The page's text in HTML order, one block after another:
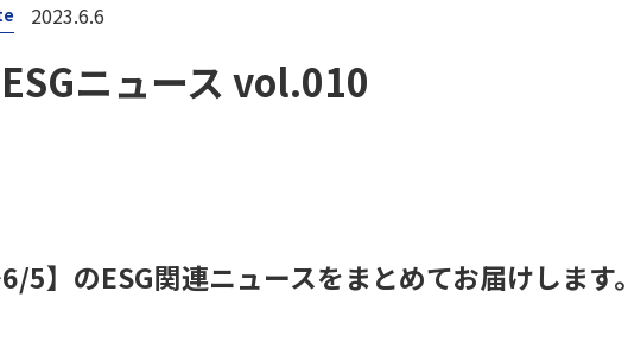
2023.6.6
ニュース vol.010
5】 のESG関連ニュースをまとめてお届けします